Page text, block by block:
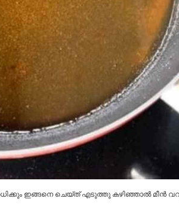
ഇങ്ങനെ ചെയ്ത് എടുത്തു കഴിഞ്ഞാൽ മീൻ